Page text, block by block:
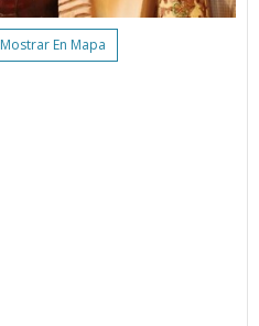
Mostrar En Mapa